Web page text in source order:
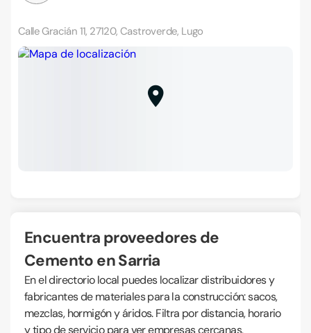
Calle Gracián 11, 27120, Castroverde, Lugo
Encuentra proveedores de
Cemento en Sarria
En el directorio local puedes localizar distribuidores y
fabricantes de materiales para la construcción: sacos,
mezclas, hormigón y áridos. Filtra por distancia, horario
y tipo de servicio para ver empresas cercanas,